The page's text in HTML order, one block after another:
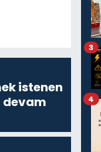
istenen
devam
3
4